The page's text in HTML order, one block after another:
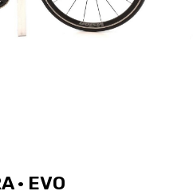
· EVO